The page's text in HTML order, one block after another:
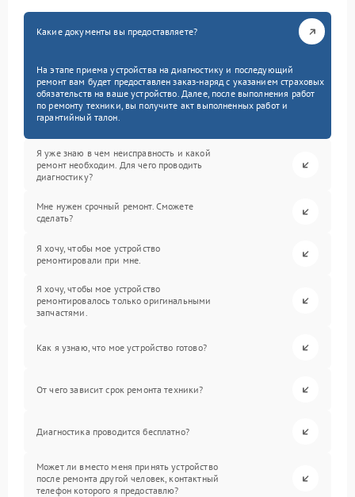
Какие документы вы предоставляете?
На этапе приема устройства на диагностику и последующий
ремонт вам будет предоставлен заказ-наряд с указанием страховых
обязательств на ваше устройство. Далее, после выполнения работ
по ремонту техники, вы получите акт выполненных работ и
гарантийный талон.
Я уже знаю в чем неисправность и какой
ремонт необходим. Для чего проводить
диагностику?
Мне нужен срочный ремонт. Сможете
сделать?
Я хочу, чтобы мое устройство
ремонтировали при мне.
Я хочу, чтобы мое устройство
ремонтировалось только оригинальными
запчастями.
Как я узнаю, что мое устройство готово?
От чего зависит срок ремонта техники?
Диагностика проводится бесплатно?
Может ли вместо меня принять устройство
после ремонта другой человек, контактный
телефон которого я предоставлю?